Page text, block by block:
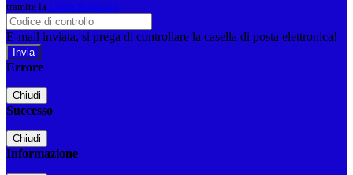
tramite la Login Spaggiari
E-mail inviata, si prega di controllare la casella di posta elettronica!
Errore
Chiudi
Successo
Chiudi
Informazione